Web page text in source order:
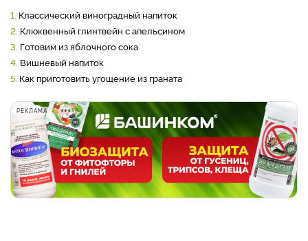
1. Классический виноградный напиток
2. Клюквенный глинтвейн с апельсином
3. Готовим из яблочного сока
4. Вишневый напиток
5. Как приготовить угощение из граната
РЕКЛАМА